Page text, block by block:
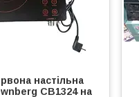
настільна
CB1324 на